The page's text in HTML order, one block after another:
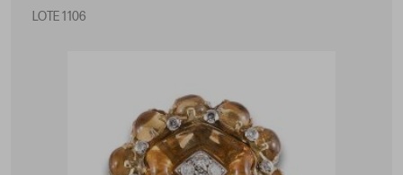
LOTE 1106